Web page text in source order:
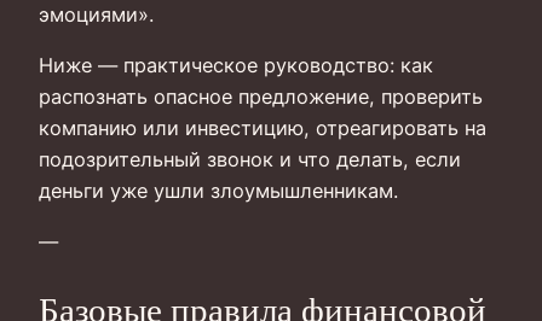
эмоциями».
Ниже — практическое руководство: как
распознать опасное предложение, проверить
компанию или инвестицию, отреагировать на
подозрительный звонок и что делать, если
деньги уже ушли злоумышленникам.
—
Базовые правила финансовой